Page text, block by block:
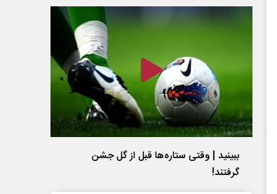
ببینید | وقتی ستاره‌ها قبل از گل جشن
گرفتند!